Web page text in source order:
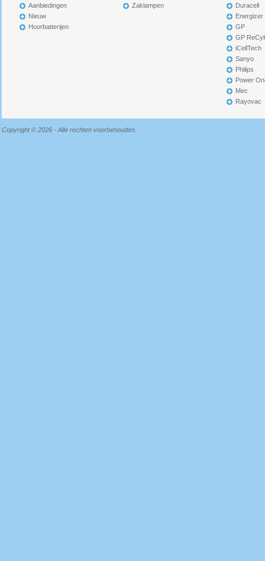
Aanbiedingen
Nieuw
Hoorbatterijen
Zaklampen
Duracell
Energizer
GP
GP
iCellTech
Sanyo
Philips
Power
Mec
Rayovac
Copyright © 2026 - Alle rechten voorbehouden.